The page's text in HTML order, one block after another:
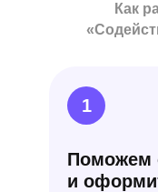
Как
Поможем
и
1